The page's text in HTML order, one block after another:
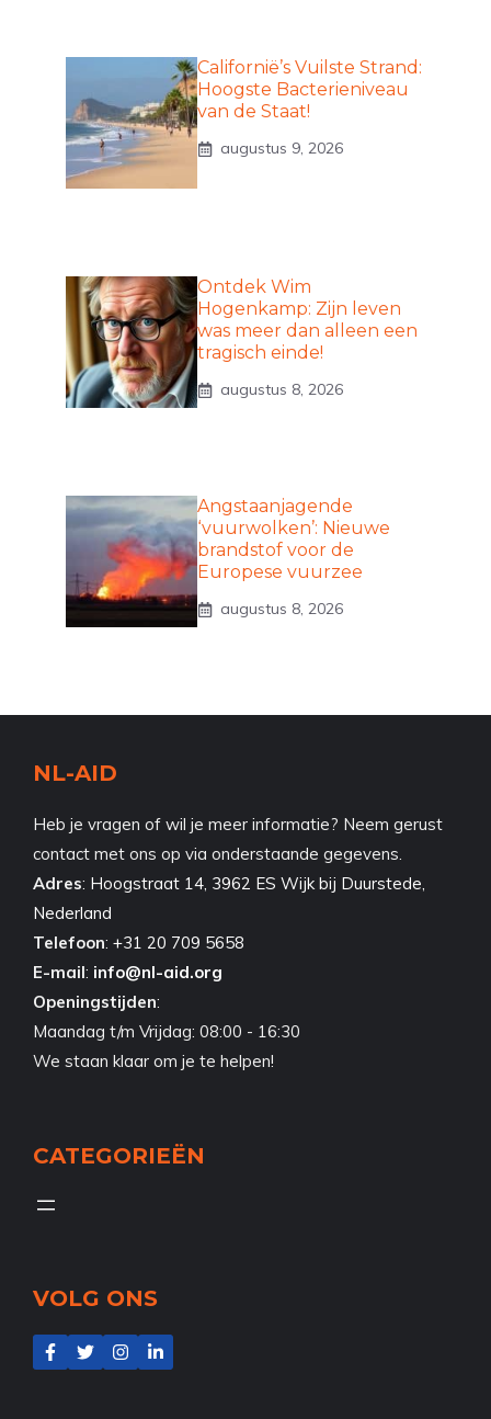
Californië’s Vuilste Strand:
Hoogste Bacterieniveau
van de Staat!
augustus 9, 2026
Ontdek Wim
Hogenkamp: Zijn leven
was meer dan alleen een
tragisch einde!
augustus 8, 2026
Angstaanjagende
‘vuurwolken’: Nieuwe
brandstof voor de
Europese vuurzee
augustus 8, 2026
NL-AID
Heb je vragen of wil je meer informatie? Neem gerust
contact met ons op via onderstaande gegevens.
Adres: Hoogstraat 14, 3962 ES Wijk bij Duurstede,
Nederland
Telefoon: +31 20 709 5658
E-mail: info@nl-aid.org
Openingstijden:
Maandag t/m Vrijdag: 08:00 - 16:30
We staan klaar om je te helpen!
CATEGORIEËN
VOLG ONS